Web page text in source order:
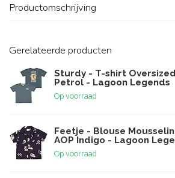
Productomschrijving
Gerelateerde producten
Sturdy - T-shirt Oversized
Petrol - Lagoon Legends
Op voorraad
Feetje - Blouse
AOP Indigo - Lagoon
Op voorraad